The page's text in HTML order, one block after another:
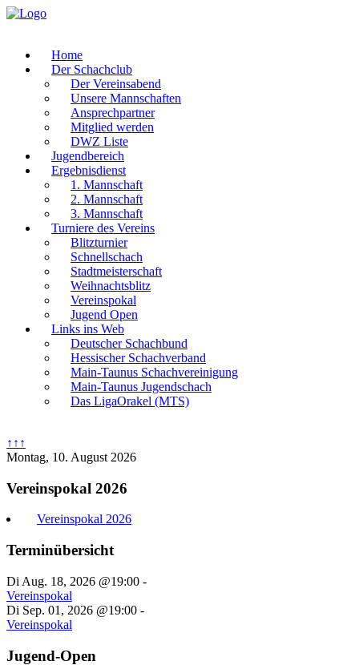
Home
Der Schachclub
Der Vereinsabend
Unsere Mannschaften
Ansprechpartner
Mitglied werden
DWZ Liste
Jugendbereich
Ergebnisdienst
1. Mannschaft
2. Mannschaft
3. Mannschaft
Turniere des Vereins
Blitzturnier
Schnellschach
Stadtmeisterschaft
Weihnachtsblitz
Vereinspokal
Jugend Open
Links ins Web
Deutscher Schachbund
Hessischer Schachverband
Main-Taunus Schachvereinigung
Main-Taunus Jugendschach
Das LigaOrakel (MTS)
↑↑↑
Montag, 10. August 2026
Vereinspokal 2026
Vereinspokal 2026
Terminübersicht
Di Aug. 18, 2026 @19:00 -
Vereinspokal
Di Sep. 01, 2026 @19:00 -
Vereinspokal
Jugend-Open